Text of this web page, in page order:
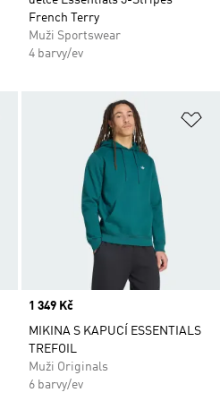
French Terry
Muži Sportswear
4 barvy/ev
Přidat do seznamu přání
Price
1 349 Kč
MIKINA S KAPUCÍ ESSENTIALS
TREFOIL
Muži Originals
6 barvy/ev